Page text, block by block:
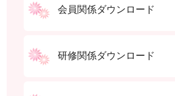
会員関係ダウンロード
研修関係ダウンロード